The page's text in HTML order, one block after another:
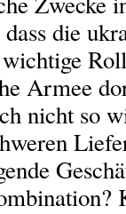
dass die
Armee
nicht so